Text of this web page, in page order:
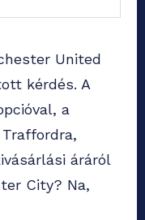
United
kérdés. A
a
áráról
City? Na,